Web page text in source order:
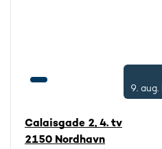
9. aug.
Calaisgade 2, 4. tv
2150 Nordhavn